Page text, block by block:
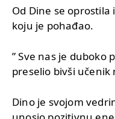
Od Dine se oprostila
koju je pohađao.
” Sve nas je duboko
preselio bivši učenik
Dino je svojom